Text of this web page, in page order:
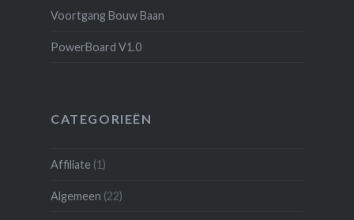
Voortgang Bouw Baan
PowerBoard V1.0
CATEGORIEËN
Affiliate (1)
Algemeen (22)